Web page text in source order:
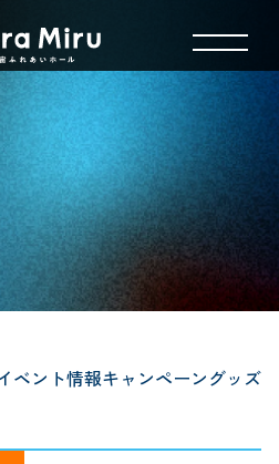
ベント情報キャンペーングッズ